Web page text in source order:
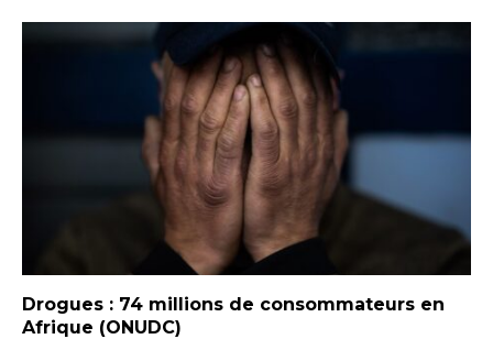
Drogues : 74 millions de consommateurs en
Afrique (ONUDC)